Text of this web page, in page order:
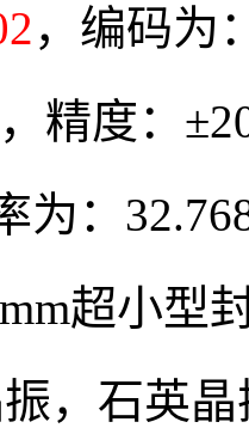
，编码为
精度：
为：
超小型
， 石英